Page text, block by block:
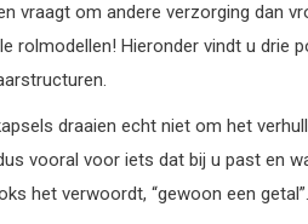
vraagt om andere verzorging dan
rolmodellen! Hieronder vindt u drie
draaien echt niet om het
vooral voor iets dat bij u past en
het verwoordt, “gewoon een getal”.